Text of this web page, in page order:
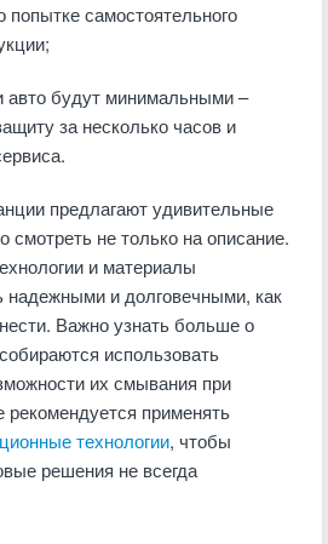
попытке самостоятельного
авто будут минимальными –
за несколько часов и
предлагают удивительные
смотреть не только на описание.
и материалы
надежными и долговечными, как
Важно узнать больше о
использовать
их смывания при
рекомендуется применять
технологии, чтобы
решения не всегда